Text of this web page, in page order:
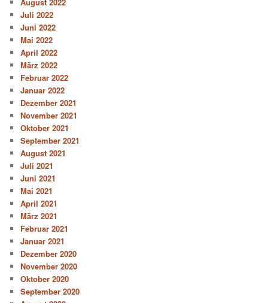
Juli 2022
Juni 2022
Mai 2022
April 2022
März 2022
Februar 2022
Januar 2022
Dezember 2021
November 2021
Oktober 2021
September 2021
August 2021
Juli 2021
Juni 2021
Mai 2021
April 2021
März 2021
Februar 2021
Januar 2021
Dezember 2020
November 2020
Oktober 2020
September 2020